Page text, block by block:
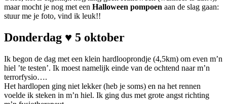
maar mocht je nog met een Halloween pompoen aan de slag gaan:
stuur me je foto, vind ik leuk!!
Donderdag ♥ 5 oktober
Ik begon de dag met een klein hardlooprondje (4,5km) om even m’n
hiel ’te testen’. Ik moest namelijk einde van de ochtend naar m’n
terrorfysio….
Het hardlopen ging niet lekker (heb je soms) en na het rennen
voelde ik steken in m’n hiel. Ik ging dus met grote angst richting